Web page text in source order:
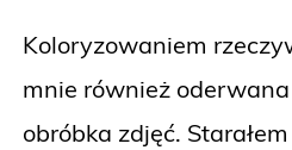
Koloryzowaniem
mnie również
obróbka zdjęć.